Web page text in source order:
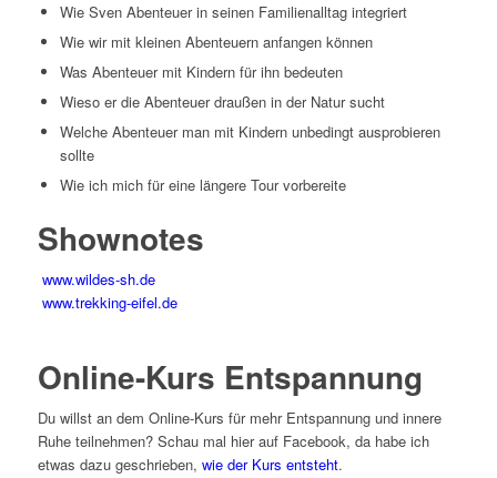
Wie Sven Abenteuer in seinen Familienalltag integriert
Wie wir mit kleinen Abenteuern anfangen können
Was Abenteuer mit Kindern für ihn bedeuten
Wieso er die Abenteuer draußen in der Natur sucht
Welche Abenteuer man mit Kindern unbedingt ausprobieren
sollte
Wie ich mich für eine längere Tour vorbereite
Shownotes
www.wildes-sh.de
www.trekking-eifel.de
Online-Kurs Entspannung
Du willst an dem Online-Kurs für mehr Entspannung und innere
Ruhe teilnehmen? Schau mal hier auf Facebook, da habe ich
etwas dazu geschrieben, wie der Kurs entsteht.